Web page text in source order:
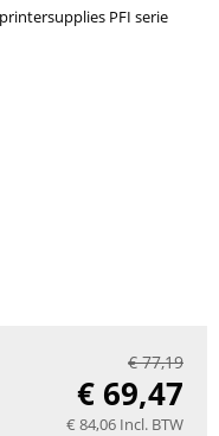
PFI serie
€77,19
€ 69,47
€ 84,06 Incl. BTW